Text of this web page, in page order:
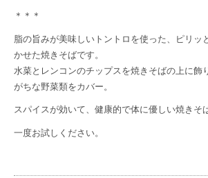
＊＊＊
脂の旨みが美味しいトントロを使った、ピリッ
かせた焼きそばです。
水菜とレンコンのチップスを焼きそばの上に飾
がちな野菜類をカバー。
スパイスが効いて、健康的で体に優しい焼きそ
一度お試しください。